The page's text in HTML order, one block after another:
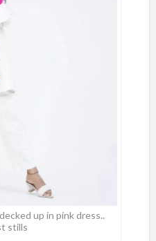
up in pink dress..
stills